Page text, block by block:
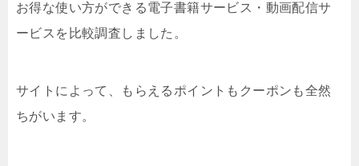
お得な使い方ができる電子書籍サービス・動画配信サ
ービスを比較調査しました。
サイトによって、もらえるポイントもクーポンも全然
ちがいます。